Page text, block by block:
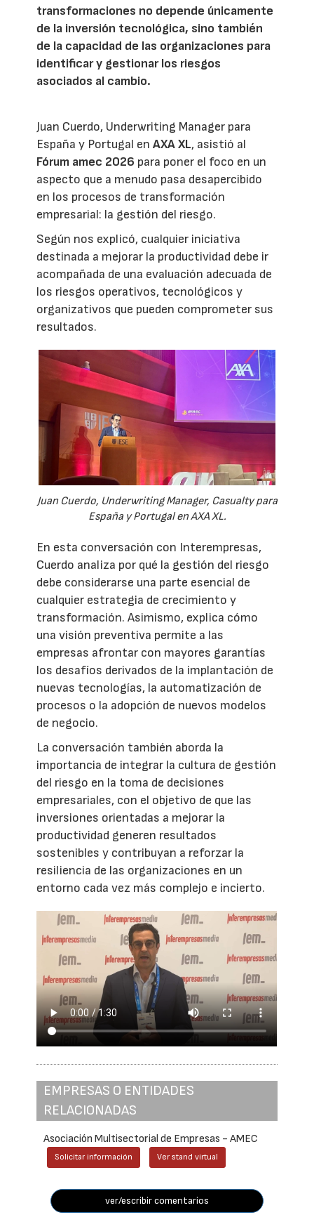
transformaciones no depende únicamente
de la inversión tecnológica, sino también
de la capacidad de las organizaciones para
identificar y gestionar los riesgos
asociados al cambio.
Juan Cuerdo, Underwriting Manager para
España y Portugal enAXA XL, asistió al
Fórum amec 2026 para poner el foco en un
aspecto que a menudo pasa desapercibido
en los procesos de transformación
empresarial: la gestión del riesgo.
Según nos explicó, cualquier iniciativa
destinada a mejorar la productividad debe ir
acompañada de una evaluación adecuada de
los riesgos operativos, tecnológicos y
organizativos que pueden comprometer sus
resultados.
Juan Cuerdo, Underwriting Manager, Casualty para
España y Portugal en AXA XL.
En esta conversación con Interempresas,
Cuerdo analiza por qué la gestión del riesgo
debe considerarse una parte esencial de
cualquier estrategia de crecimiento y
transformación. Asimismo, explica cómo
una visión preventiva permite a las
empresas afrontar con mayores garantías
los desafíos derivados de la implantación de
nuevas tecnologías, la automatización de
procesos o la adopción de nuevos modelos
de negocio.
La conversación también aborda la
importancia de integrar la cultura de gestión
del riesgo en la toma de decisiones
empresariales, con el objetivo de que las
inversiones orientadas a mejorar la
productividad generen resultados
sostenibles y contribuyan a reforzar la
resiliencia de las organizaciones en un
entorno cada vez más complejo e incierto.
EMPRESAS O ENTIDADES
RELACIONADAS
Asociación Multisectorial de Empresas - AMEC
Solicitar información Ver stand virtual
ver/escribir comentarios